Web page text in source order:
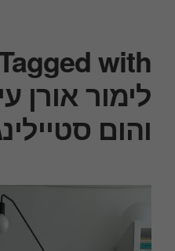
with
לימור אורן
והום